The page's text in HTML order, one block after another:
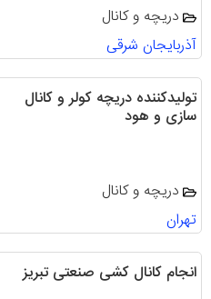
دریچه و کانال
آذربایجان شرقی
تولیدکننده دریچه کولر و کانال
سازی و هود
دریچه و کانال
تهران
انجام کانال کشی صنعتی تبریز